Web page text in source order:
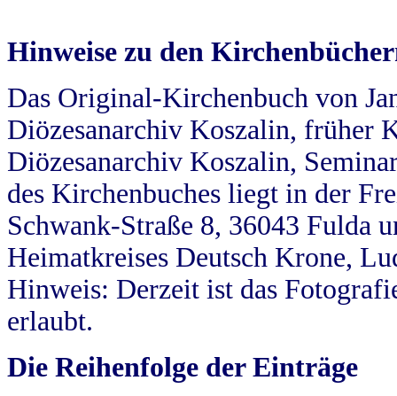
Hinweise zu den
Das Original-Kirchenbuch von
Diözesanarchiv Koszalin, früher
Diözesanarchiv Koszalin,
des Kirchenbuches liegt in der
Schwank-Straße 8, 36043 Fulda
Heimatkreises Deutsch Krone,
Hinweis: Derzeit ist das
erlaubt.
Die Reihenfolge der Einträge